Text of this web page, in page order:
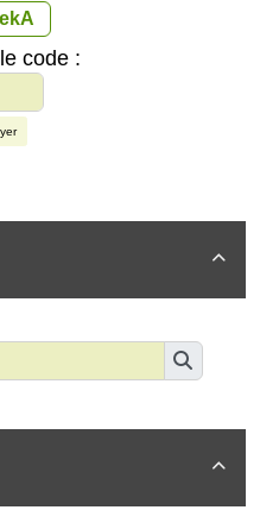
code :

